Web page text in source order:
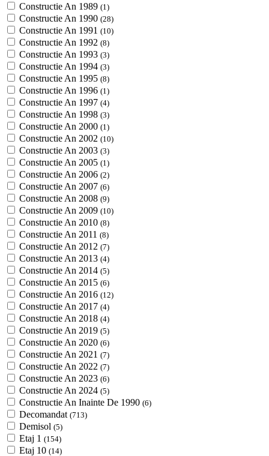
Constructie An 1989 (1)
Constructie An 1990 (28)
Constructie An 1991 (10)
Constructie An 1992 (8)
Constructie An 1993 (3)
Constructie An 1994 (3)
Constructie An 1995 (8)
Constructie An 1996 (1)
Constructie An 1997 (4)
Constructie An 1998 (3)
Constructie An 2000 (1)
Constructie An 2002 (10)
Constructie An 2003 (3)
Constructie An 2005 (1)
Constructie An 2006 (2)
Constructie An 2007 (6)
Constructie An 2008 (9)
Constructie An 2009 (10)
Constructie An 2010 (8)
Constructie An 2011 (8)
Constructie An 2012 (7)
Constructie An 2013 (4)
Constructie An 2014 (5)
Constructie An 2015 (6)
Constructie An 2016 (12)
Constructie An 2017 (4)
Constructie An 2018 (4)
Constructie An 2019 (5)
Constructie An 2020 (6)
Constructie An 2021 (7)
Constructie An 2022 (7)
Constructie An 2023 (6)
Constructie An 2024 (5)
Constructie An Inainte De 1990 (6)
Decomandat (713)
Demisol (5)
Etaj 1 (154)
Etaj 10 (14)